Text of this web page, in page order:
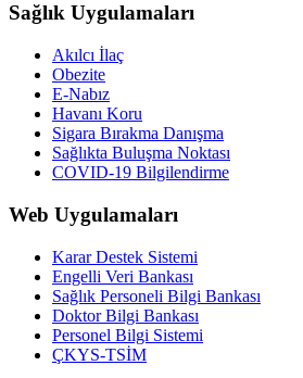
Sağlık Uygulamaları
Akılcı İlaç
Obezite
E-Nabız
Havanı Koru
Sigara Bırakma Danışma
Sağlıkta Buluşma Noktası
COVID-19 Bilgilendirme
Web Uygulamaları
Karar Destek Sistemi
Engelli Veri Bankası
Sağlık Personeli Bilgi Bankası
Doktor Bilgi Bankası
Personel Bilgi Sistemi
ÇKYS-TSİM